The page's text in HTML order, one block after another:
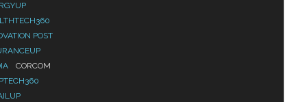
POST
CORCOM